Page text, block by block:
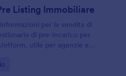
Listing Immobiliare
per la vendita di
di pre-incarico per
utile per agenzie e